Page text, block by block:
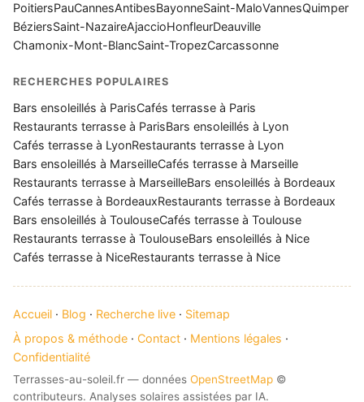
PoitiersPauCannesAntibesBayonneSaint-MaloVannesQuimper
BéziersSaint-NazaireAjaccioHonfleurDeauville
Chamonix-Mont-BlancSaint-TropezCarcassonne
RECHERCHES POPULAIRES
Bars ensoleillés à ParisCafés terrasse à Paris
Restaurants terrasse à ParisBars ensoleillés à Lyon
Cafés terrasse à LyonRestaurants terrasse à Lyon
Bars ensoleillés à MarseilleCafés terrasse à Marseille
Restaurants terrasse à MarseilleBars ensoleillés à Bordeaux
Cafés terrasse à BordeauxRestaurants terrasse à Bordeaux
Bars ensoleillés à ToulouseCafés terrasse à Toulouse
Restaurants terrasse à ToulouseBars ensoleillés à Nice
Cafés terrasse à NiceRestaurants terrasse à Nice
Accueil · Blog · Recherche live · Sitemap
À propos & méthode · Contact · Mentions légales ·
Confidentialité
Terrasses-au-soleil.fr — données OpenStreetMap ©
contributeurs. Analyses solaires assistées par IA.